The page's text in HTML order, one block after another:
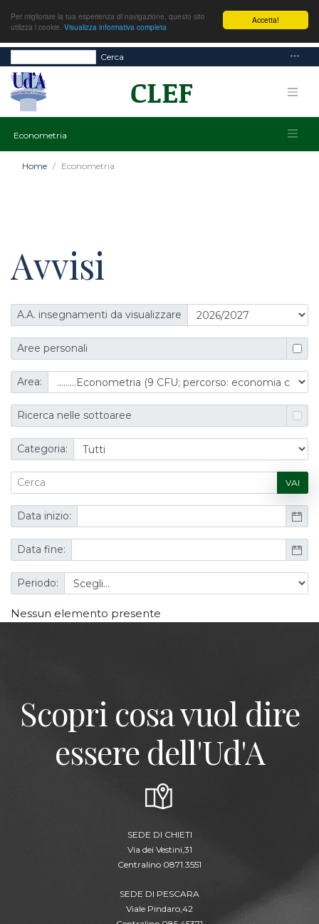
Accetta!
Per migliorare la tua esperienza di navigazione, questo sito
utilizza i cookie. Visualizza informativa completa
Cerca
Econometria
Home Econometria
Avvisi
A.A. insegnamenti da visualizzare
Aree personali
Area:
Ricerca nelle sottoaree
Categoria:
VAI
Data inizio:
Data fine:
Periodo:
Nessun elemento presente
Scopri cosa vuol dire
essere dell'Ud'A
SEDE DI CHIETI
Via dei Vestini,31
Centralino 0871.3551
SEDE DI PESCARA
Viale Pindaro,42